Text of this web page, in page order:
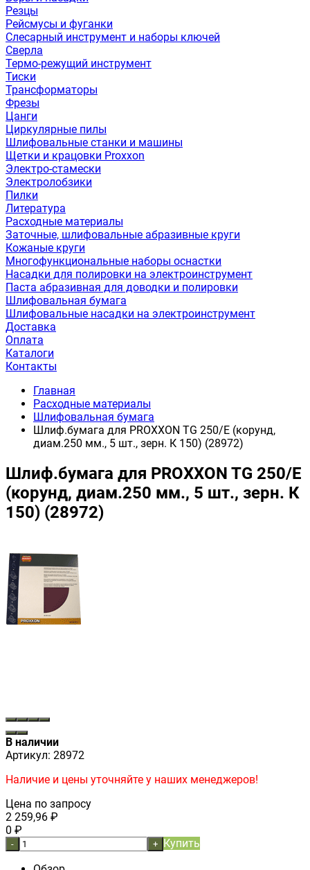
Резцы
Рейсмусы и фуганки
Слесарный инструмент и наборы ключей
Сверла
Термо-режущий инструмент
Тиски
Трансформаторы
Фрезы
Цанги
Циркулярные пилы
Шлифовальные станки и машины
Щетки и крацовки Proxxon
Электро-стамески
Электролобзики
Пилки
Литература
Расходные материалы
Заточные, шлифовальные абразивные круги
Кожаные круги
Многофункциональные наборы оснастки
Насадки для полировки на электроинструмент
Паста абразивная для доводки и полировки
Шлифовальная бумага
Шлифовальные насадки на электроинструмент
Доставка
Оплата
Каталоги
Контакты
Главная
Расходные материалы
Шлифовальная бумага
Шлиф.бумага для PROXXON TG 250/Е (корунд,
диам.250 мм., 5 шт., зерн. К 150) (28972)
Шлиф.бумага для PROXXON TG 250/Е
(корунд, диам.250 мм., 5 шт., зерн. К
150) (28972)
В наличии
Артикул: 28972
Наличие и цены уточняйте у наших менеджеров!
Цена по запросу
2 259,96 ₽
0 ₽
- + Купить